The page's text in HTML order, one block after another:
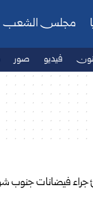
مجلس الشعب
فيديو صور